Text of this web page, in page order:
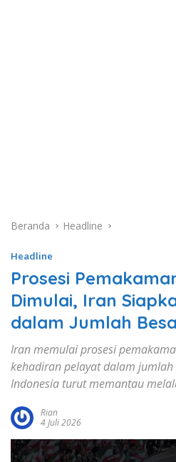
Beranda Headline
Headline
Prosesi
Dimulai, Iran
dalam Jumlah
Iran memulai prosesi
kehadiran pelayat dalam jumlah
Indonesia turut memantau
Rian
4 Juli 2026